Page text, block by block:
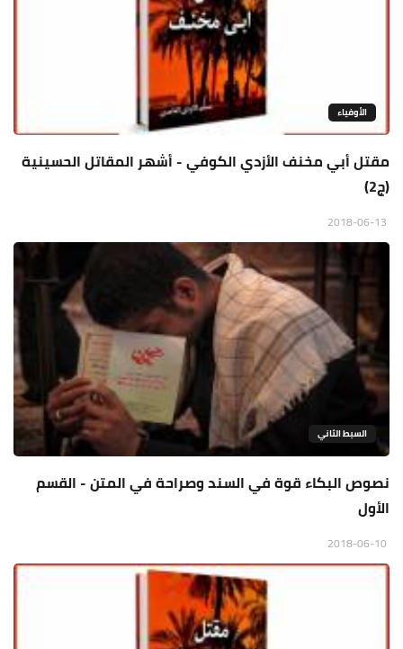
الأوفياء
مقتل أبي مخنف الأزدي الكوفي - أشهر المقاتل الحسينية
(ج2)
السبط الثاني
نصوص البكاء قوة في السند وصراحة في المتن - القسم
الأول